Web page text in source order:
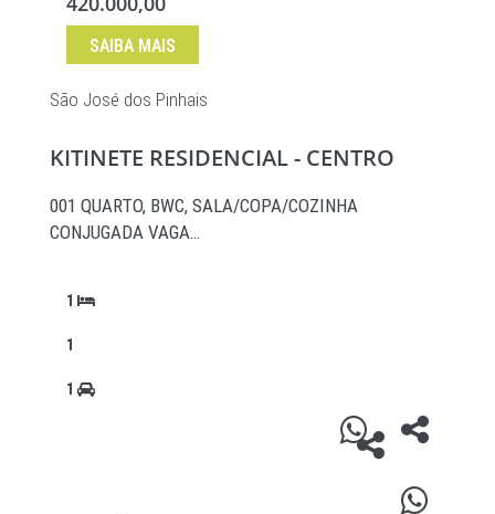
SAIBA MAIS
São José dos Pinhais
KITINETE RESIDENCIAL - CENTRO
001 QUARTO, BWC, SALA/COPA/COZINHA
CONJUGADA VAGA…
1
1
1